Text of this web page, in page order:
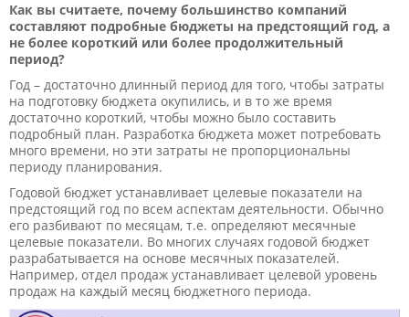
Как вы считаете, почему большинство компаний
составляют подробные бюджеты на предстоящий год, а
не более короткий или более продолжительный
период?
Год – достаточно длинный период для того, чтобы затраты
на подготовку бюджета окупились, и в то же время
достаточно короткий, чтобы можно было составить
подробный план. Разработка бюджета может потребовать
много времени, но эти затраты не пропорциональны
периоду планирования.
Годовой бюджет устанавливает целевые показатели на
предстоящий год по всем аспектам деятельности. Обычно
его разбивают по месяцам, т.е. определяют месячные
целевые показатели. Во многих случаях годовой бюджет
разрабатывается на основе месячных показателей.
Например, отдел продаж устанавливает целевой уровень
продаж на каждый месяц бюджетного периода.